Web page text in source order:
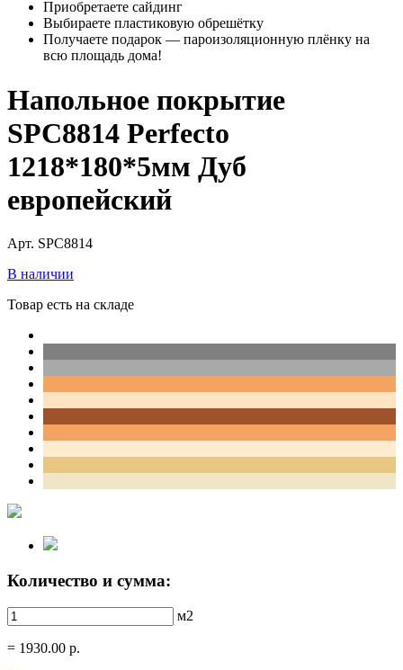
Приобретаете сайдинг
Выбираете пластиковую обрешётку
Получаете подарок — пароизоляционную плёнку на
всю площадь дома!
Напольное покрытие
SPC8814 Perfecto
1218*180*5мм Дуб
европейский
Арт. SPC8814
В наличии
Товар есть на складе
Количество и сумма:
м2
= 1930.00 р.